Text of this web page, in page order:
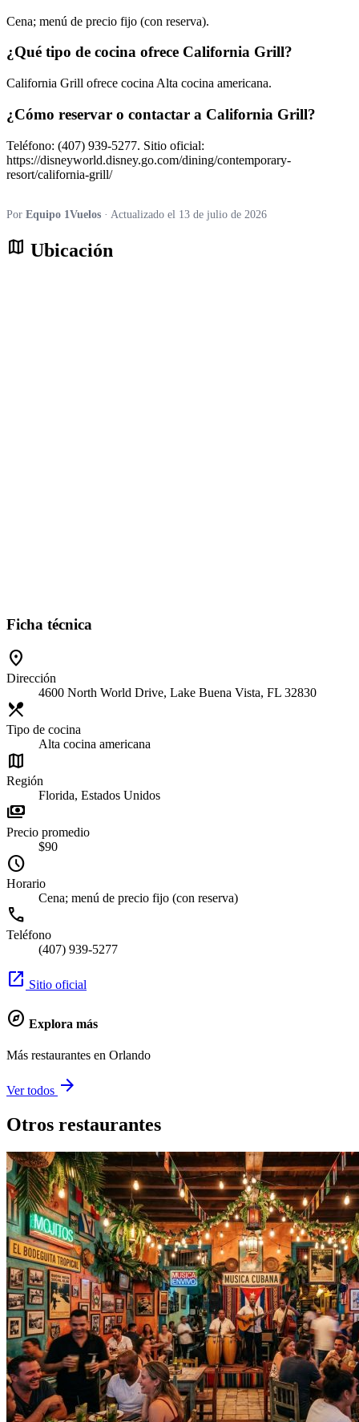
Cena; menú de precio fijo (con reserva).
¿Qué tipo de cocina ofrece California Grill?
California Grill ofrece cocina Alta cocina americana.
¿Cómo reservar o contactar a California Grill?
Teléfono: (407) 939-5277. Sitio oficial:
https://disneyworld.disney.go.com/dining/contemporary-
resort/california-grill/
Por Equipo 1Vuelos · Actualizado el 13 de julio de 2026
map Ubicación
Ficha técnica
location_on
Dirección
4600 North World Drive, Lake Buena Vista, FL 32830
restaurant_menu
Tipo de cocina
Alta cocina americana
map
Región
Florida, Estados Unidos
payments
Precio promedio
$90
schedule
Horario
Cena; menú de precio fijo (con reserva)
call
Teléfono
(407) 939-5277
open_in_new Sitio oficial
explore Explora más
Más restaurantes en Orlando
Ver todos arrow_forward
Otros restaurantes